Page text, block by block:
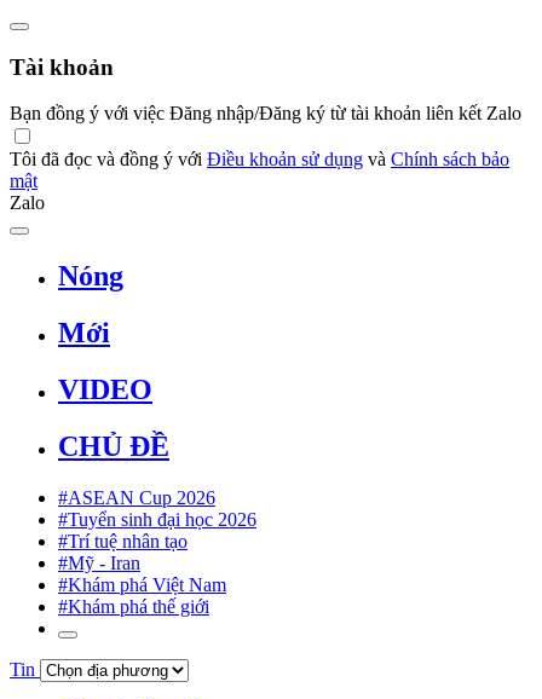
Tài khoản
Bạn đồng ý với việc Đăng nhập/Đăng ký từ tài khoản liên kết Zalo
Tôi đã đọc và đồng ý với Điều khoản sử dụng và Chính sách bảo
mật
Zalo
Nóng
Mới
VIDEO
CHỦ ĐỀ
#ASEAN Cup 2026
#Tuyển sinh đại học 2026
#Trí tuệ nhân tạo
#Mỹ - Iran
#Khám phá Việt Nam
#Khám phá thế giới
Tin